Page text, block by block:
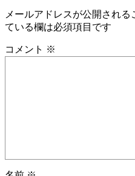
メールアドレスが公開される
ている欄は必須項目です
コメント ※